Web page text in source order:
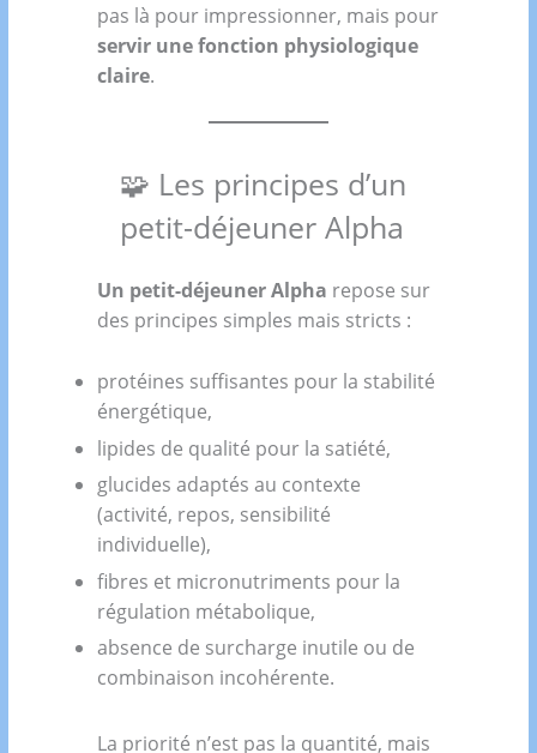
pas là pour impressionner, mais pour
servir une fonction physiologique
claire.
🧩 Les principes d’un
petit-déjeuner Alpha
Un petit-déjeuner Alpha repose sur
des principes simples mais stricts :
protéines suffisantes pour la stabilité
énergétique,
lipides de qualité pour la satiété,
glucides adaptés au contexte
(activité, repos, sensibilité
individuelle),
fibres et micronutriments pour la
régulation métabolique,
absence de surcharge inutile ou de
combinaison incohérente.
La priorité n’est pas la quantité, mais